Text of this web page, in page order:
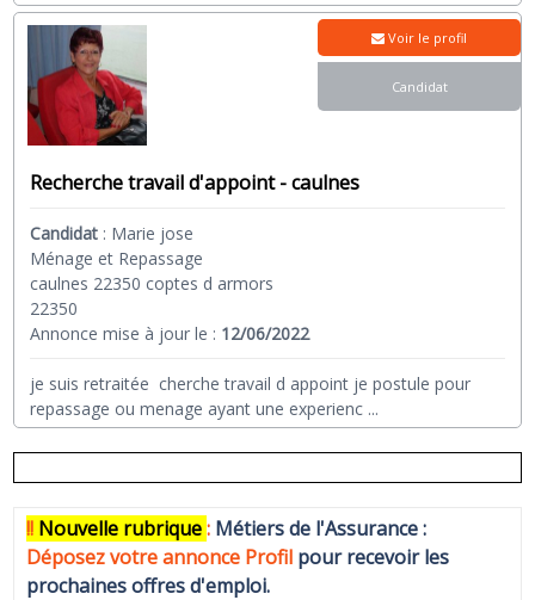
Recherche travail d'appoint - caulnes
Candidat : Marie jose
Ménage et Repassage
caulnes 22350 coptes d armors
22350
Annonce mise à jour le : 12/06/2022
je suis retraitée cherche travail d appoint je postule pour
repassage ou menage ayant une experienc ...
Voir le profil
Candidat
!! Nouvelle rubrique: Métiers de l'Assurance :
Déposez votre annonce Profil pour recevoir les
prochaines offres d'emploi.